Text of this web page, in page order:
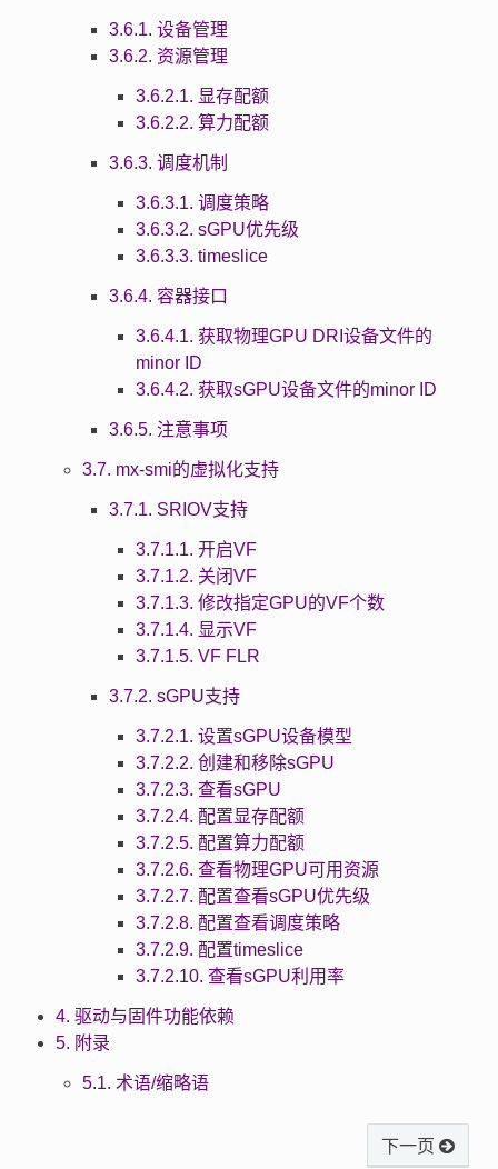
3.6.1. 设备管理
3.6.2. 资源管理
3.6.2.1. 显存配额
3.6.2.2. 算力配额
3.6.3. 调度机制
3.6.3.1. 调度策略
3.6.3.2. sGPU优先级
3.6.3.3. timeslice
3.6.4. 容器接口
3.6.4.1. 获取物理GPU DRI设备文件的
minor ID
3.6.4.2. 获取sGPU设备文件的minor ID
3.6.5. 注意事项
3.7. mx-smi的虚拟化支持
3.7.1. SRIOV支持
3.7.1.1. 开启VF
3.7.1.2. 关闭VF
3.7.1.3. 修改指定GPU的VF个数
3.7.1.4. 显示VF
3.7.1.5. VF FLR
3.7.2. sGPU支持
3.7.2.1. 设置sGPU设备模型
3.7.2.2. 创建和移除sGPU
3.7.2.3. 查看sGPU
3.7.2.4. 配置显存配额
3.7.2.5. 配置算力配额
3.7.2.6. 查看物理GPU可用资源
3.7.2.7. 配置查看sGPU优先级
3.7.2.8. 配置查看调度策略
3.7.2.9. 配置timeslice
3.7.2.10. 查看sGPU利用率
4. 驱动与固件功能依赖
5. 附录
5.1. 术语/缩略语
下一页